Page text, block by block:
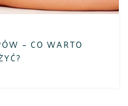
– CO WARTO